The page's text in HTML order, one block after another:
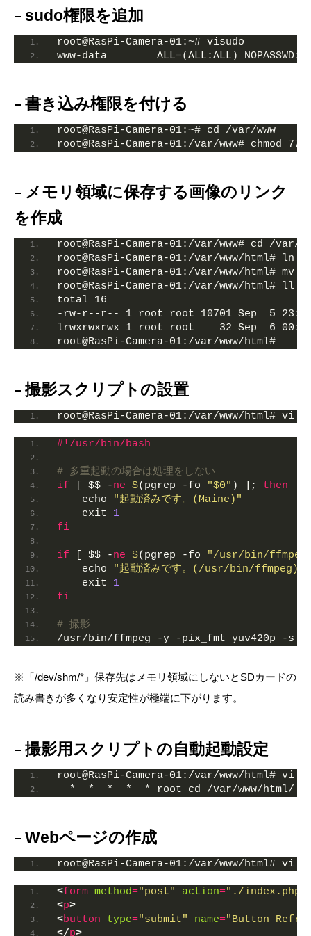
sudo権限を追加
root@RasPi-Camera-01:~# visudo
www-data        ALL=(ALL:ALL)
書き込み権限を付ける
root@RasPi-Camera-01:~# cd /var/www
root@RasPi-Camera-01:/var/www# chmod
メモリ領域に保存する画像のリンク
を作成
root@RasPi-Camera-01:/var/www# cd /var/
root@RasPi-Camera-01:/var/www/html#
root@RasPi-Camera-01:/var/www/html#
root@RasPi-Camera-01:/var/www/html# ll
total 16
-rw-r--r-- 1 root root 10701 Sep  5
lrwxrwxrwx 1 root root    32 Sep  6
root@RasPi-Camera-01:/var/www/html#
撮影スクリプトの設置
root@RasPi-Camera-01:/var/www/html# vi
#!/usr/bin/bash
# 多重起動の場合は処理をしない
if [ $$ -ne $(pgrep -fo "$0" ) ]; then
    echo
"起動済みです。(Maine)"
    exit
1
fi
if [ $$ -ne $(pgrep -fo
"/usr/bin/
    echo
"起動済みです。(/usr/bin/ffmpeg)"
    exit
1
fi
# 撮影
/usr/bin/ffmpeg -y -pix_fmt yuv420p -s
※「/dev/shm/*」保存先はメモリ領域にしないとSDカードの
読み書きが多くなり安定性が極端に下がります。
撮影用スクリプトの自動起動設定
root@RasPi-Camera-01:/var/www/html# vi
*  *  *  *  * root cd /var/www/html/
Webページの作成
root@RasPi-Camera-01:/var/www/html# vi
<form method="post" action="./index.php"
<p>
<button type="submit" name=
</p>